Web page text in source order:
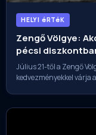
HELYI éRTéK
Zengő Völgye:
pécsi
Július 21-től a Zengő
kedvezményekkel várja